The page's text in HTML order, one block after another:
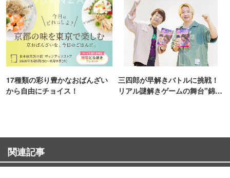
17種類の彩り豊かなおばんざい
から自由にチョイス！
三四郎が早解きバトルに挑戦！
リアル謎解きゲームの舞台"錦糸
関連記事